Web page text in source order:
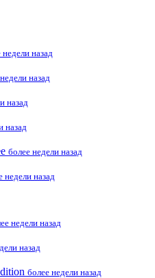
недели назад
назад
назад
назад
более недели назад
недели назад
недели назад
назад
более недели назад